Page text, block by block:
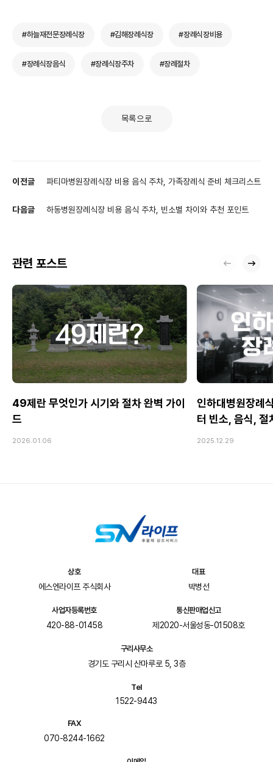
#하늘재전문장례식장 #김해장례식장 #장례식장비용
#장례식장음식 #장례식장주차 #장례절차
목록으로
이전글 파티마병원장례식장 비용 음식 주차, 가족장례식 준비 체크리스트
다음글 하동병원장례식장 비용 음식 주차, 빈소별 차이와 추천 포인트
관련 포스트
49제란 무엇인가 시기와 절차 완벽 가이
드
2026.01.06
인하대병원장례
터 빈소, 음식, 절
2025.12.29
상호
에스엔라이프 주식회사
대표
박병선
사업자등록번호
420-88-01458
통신판매업신고
제2020-서울성동-01508호
구리사무소
경기도 구리시 산마루로 5, 3층
Tel
1522-9443
FAX
070-8244-1662